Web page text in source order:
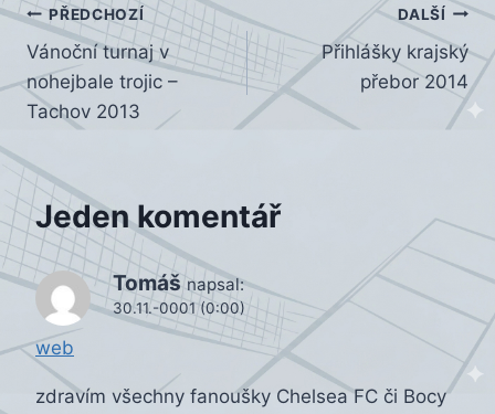
Navigace
pro
příspěvek
PŘEDCHOZÍ
Vánoční turnaj v
nohejbale trojic –
Tachov 2013
DALŠÍ
Přihlášky krajský
přebor 2014
Jeden komentář
Tomáš napsal:
30.11.-0001 (0:00)
web
zdravím všechny fanoušky Chelsea FC či Bocy